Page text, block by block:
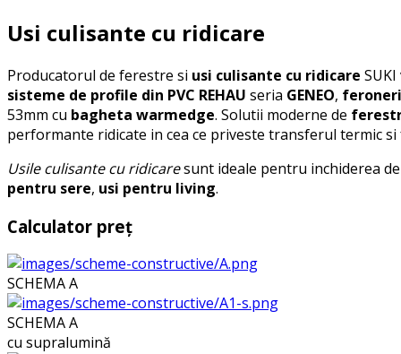
Usi culisante cu ridicare
Producatorul de ferestre si usi culisante cu ridicare
sisteme de profile din PVC REHAU seria GENEO,
53mm cu bagheta warmedge. Solutii moderne de
performante ridicate in cea ce priveste transferul termic
Usile culisante cu ridicaresunt ideale pentru inchiderea
pentru sere, usi pentru living.
Calculator preț
SCHEMA A
SCHEMA A
cu supralumină